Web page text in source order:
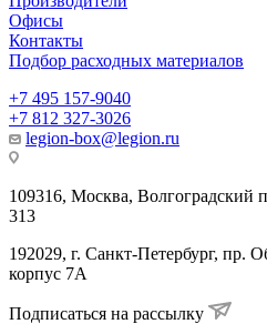
Офисы
Контакты
Подбор расходных материалов
+7 495 157-9040
+7 812 327-3026
legion-box@legion.ru
109316, Москва, Волгоградский
313
192029, г. Санкт-Петербург, пр.
корпус 7А
Подписаться на рассылку